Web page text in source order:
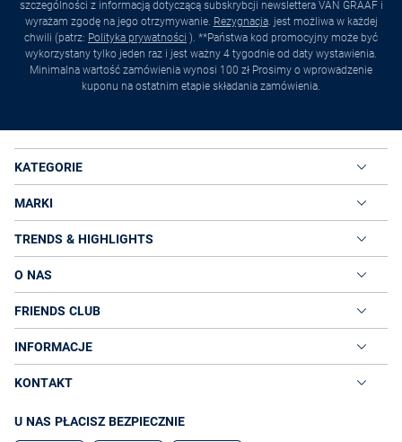
szczególności z informacją dotyczącą subskrybcji newslettera VAN GRAAF i
wyrażam zgodę na jego otrzymywanie. Rezygnacja. jest możliwa w każdej
chwili (patrz: Polityka prywatności ). **Państwa kod promocyjny może być
wykorzystany tylko jeden raz i jest ważny 4 tygodnie od daty wystawienia.
Minimalna wartość zamówienia wynosi 100 zł Prosimy o wprowadzenie
kuponu na ostatnim etapie składania zamówienia.
KATEGORIE
MARKI
TRENDS & HIGHLIGHTS
O NAS
FRIENDS CLUB
INFORMACJE
KONTAKT
U NAS PŁACISZ BEZPIECZNIE